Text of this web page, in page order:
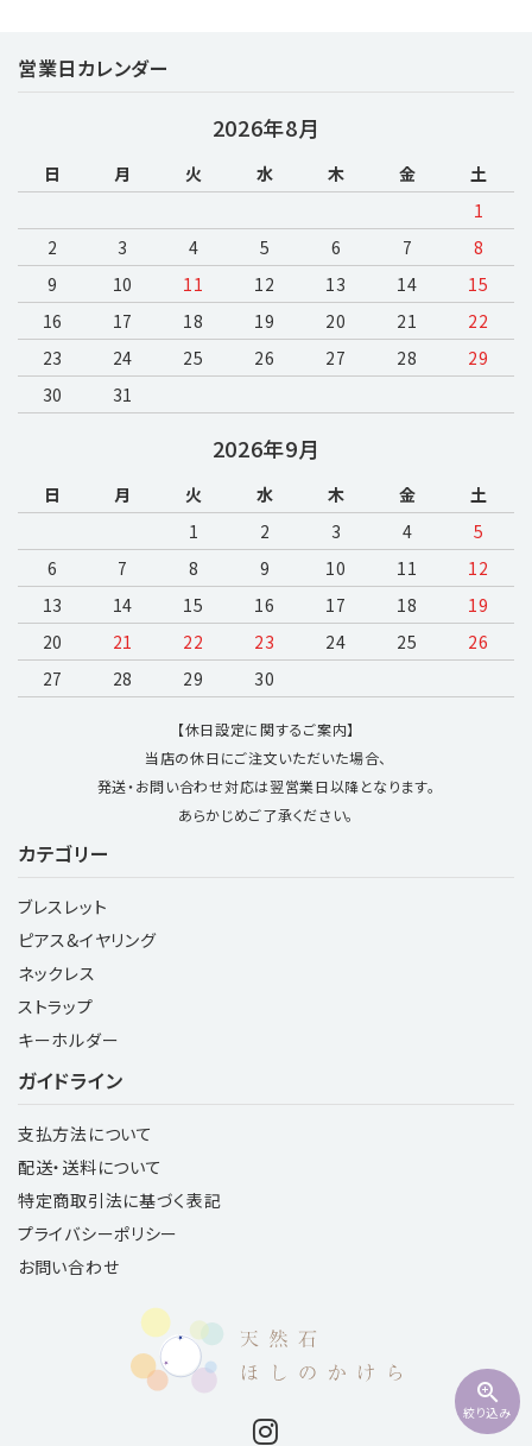
zoom_in
絞り込み
キーワード
カテゴリー
検索する
カテゴリー
ブレスレット
ピアス&イヤリング
ネックレス
ストラップ
キーホルダー
ガイドライン
支払方法について
配送・送料について
特定商取引法に基づく表記
プライバシーポリシー
お問い合わせ
営業日カレンダー
2026年8月
日 月 火 水 木 金
土
1
2
3 4 5 6 7
8
9
10 11 12 13 14
15
16
17 18 19 20 21
22
23
24 25 26 27 28
29
30
31
2026年9月
日 月 火 水 木 金
土
1
2 3 4
5
6
7 8 9 10 11
12
13
14 15 16 17 18
19
20
21 22 23 24 25
26
27
28 29 30
【休日設定に関するご案内】
当店の休日にご注文いただいた場合、
発送・お問い合わせ対応は翌営業日以降となります。
あらかじめご了承ください。